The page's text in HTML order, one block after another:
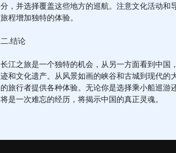
分，并选择覆盖这些地方的巡航。注意文化活动和
旅程增加独特的体验。
二.结论
长江之旅是一个独特的机会，从另一方面看到中国
迹和文化遗产。从风景如画的峡谷和古城到现代的
的旅行者提供各种体验。无论你是选择乘小船巡游
将是一次难忘的经历，将揭示中国的真正灵魂。